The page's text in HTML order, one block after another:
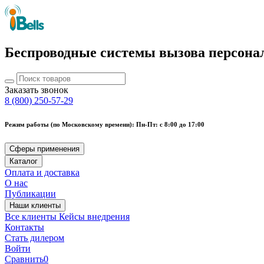
Беспроводные системы вызова
Заказать звонок
8 (800) 250-57-29
Режим работы (по Московскому времени): Пн-Пт: с 8:00 до 17:00
Сферы применения
Каталог
Оплата и доставка
О нас
Публикации
Наши клиенты
Все клиенты Кейсы внедрения
Контакты
Стать дилером
Войти
Сравнить0